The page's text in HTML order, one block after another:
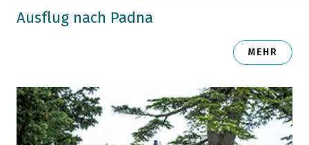
Ausflug nach Padna
MEHR